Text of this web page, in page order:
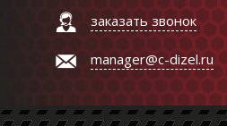
заказать звонок
manager@c-dizel.ru